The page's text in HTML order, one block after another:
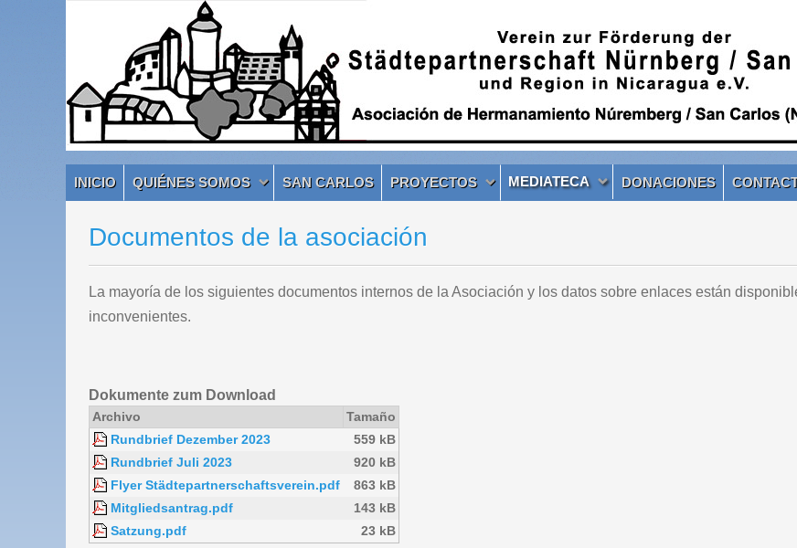
INICIO QUIÉNES SOMOS SAN CARLOS PROYECTOS MEDIATECA DONACIONES
Documentos de la asociación
La mayoría de los siguientes documentos internos de la Asociación y los datos sobre enlaces están
inconvenientes.
Dokumente zum Download
Archivo
Tamaño
Rundbrief Dezember 2023
559 kB
Rundbrief Juli 2023
920 kB
Flyer Städtepartnerschaftsverein.pdf
863 kB
Mitgliedsantrag.pdf
143 kB
Satzung.pdf
23 kB